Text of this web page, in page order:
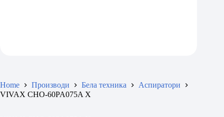
Home Производи Бела техника
Аспиратори
VIVAX CHO-60PA075A X